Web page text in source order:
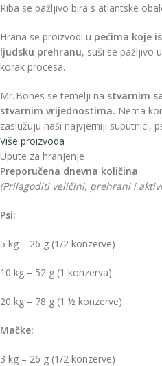
Riba se pažljivo bira s atlantske
Hrana se proizvodi u pećima koje
ljudsku prehranu, suši se pažljivo
korak procesa.
Mr. Bones se temelji na stvarnim
stvarnim vrijednostima. Nema
zaslužuju naši najvjerniji suputnici,
Više proizvoda
Upute za hranjenje
Preporučena dnevna količina
(Prilagoditi veličini, prehrani i
Psi:
5 kg – 26 g (1/2 konzerve)
10 kg – 52 g (1 konzerva)
20 kg – 78 g (1 ½ konzerve)
Mačke:
3 kg – 26 g (1/2 konzerve)